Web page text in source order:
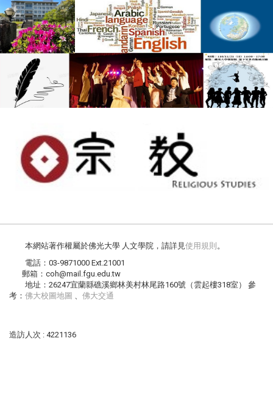
本網站著作權屬於佛光大學 人文學院，請詳見 使用規則 。
電話：03-9871000 Ext.21001
郵箱：coh@mail.fgu.edu.tw
地址：26247宜蘭縣礁溪鄉林美村林尾路160號（雲起樓318室） 參
考： 佛大校圖地圖 佛大交通
造訪人次 : 4221136